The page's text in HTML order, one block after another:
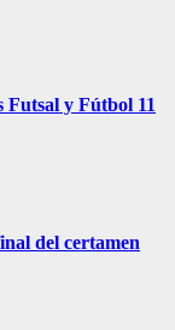
Futsal y Fútbol 11
del certamen